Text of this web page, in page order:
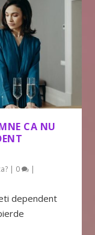
CA NU
| 0 |
dependent